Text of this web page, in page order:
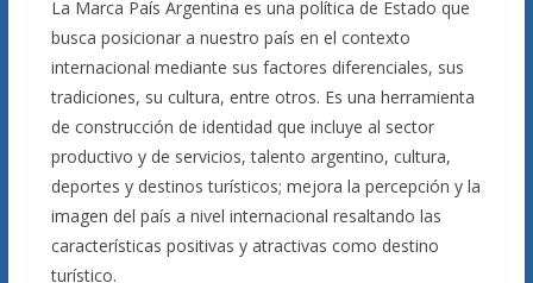
La Marca País Argentina es una política de Estado que
busca posicionar a nuestro país en el contexto
internacional mediante sus factores diferenciales, sus
tradiciones, su cultura, entre otros. Es una herramienta
de construcción de identidad que incluye al sector
productivo y de servicios, talento argentino, cultura,
deportes y destinos turísticos; mejora la percepción y la
imagen del país a nivel internacional resaltando las
características positivas y atractivas como destino
turístico.